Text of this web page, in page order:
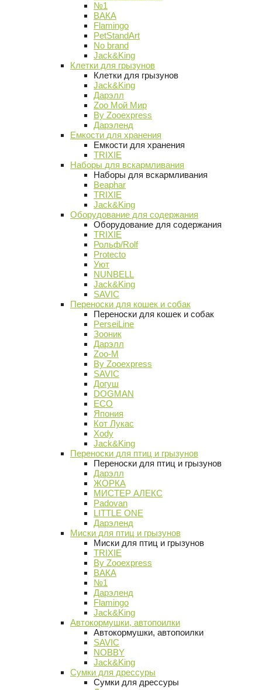
№1
ВАКА
Flamingo
PetStandArt
No brand
Jack&King
Клетки для грызунов
Клетки для грызунов
Jack&King
Дарэлл
Zoo Мой Мир
By Zooexpress
Дарэленд
Емкости для хранения
Емкости для хранения
TRIXIE
Наборы для вскармливания
Наборы для вскармливания
Beaphar
TRIXIE
Jack&King
Оборудование для содержания
Оборудование для содержания
TRIXIE
Рольф/Rolf
Protecto
Уют
NUNBELL
Jack&King
SAVIC
Переноски для кошек и собак
Переноски для кошек и собак
PerseiLine
Зооник
Дарэлл
Zoo-M
By Zooexpress
SAVIC
Догуш
DOGMAN
ECO
Япония
Кот Лукас
Xody
Jack&King
Переноски для птиц и грызунов
Переноски для птиц и грызунов
Дарэлл
ЖОРКА
МИСТЕР АЛЕКС
Padovan
LITTLE ONE
Дарэленд
Миски для птиц и грызунов
Миски для птиц и грызунов
TRIXIE
By Zooexpress
ВАКА
№1
Дарэленд
Flamingo
Jack&King
Автокормушки, автопоилки
Автокормушки, автопоилки
SAVIC
NOBBY
Jack&King
Сумки для дрессуры
Сумки для дрессуры